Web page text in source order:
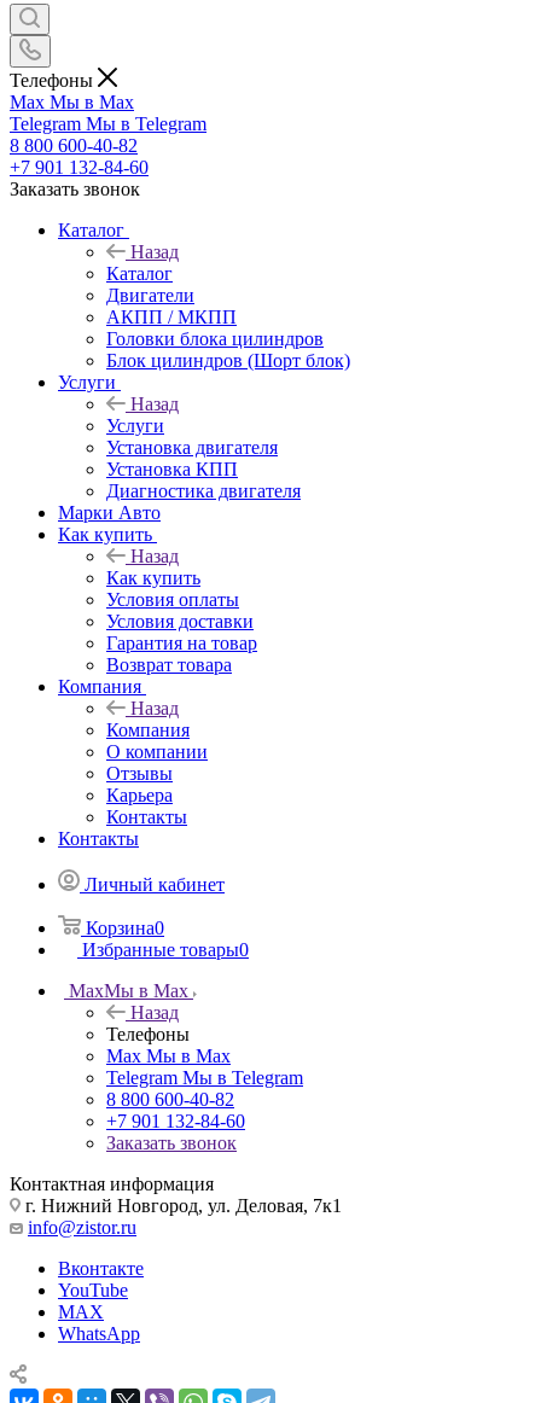
Телефоны
Max Мы в Max
Telegram Мы в Telegram
8 800 600-40-82
+7 901 132-84-60
Заказать звонок
Каталог
Назад
Каталог
Двигатели
АКПП / МКПП
Головки блока цилиндров
Блок цилиндров (Шорт блок)
Услуги
Назад
Услуги
Установка двигателя
Установка КПП
Диагностика двигателя
Марки Авто
Как купить
Назад
Как купить
Условия оплаты
Условия доставки
Гарантия на товар
Возврат товара
Компания
Назад
Компания
О компании
Отзывы
Карьера
Контакты
Контакты
Личный кабинет
Корзина0
Избранные товары0
MaxМы в Max
Назад
Телефоны
Max Мы в Max
Telegram Мы в Telegram
8 800 600-40-82
+7 901 132-84-60
Заказать звонок
Контактная информация
г. Нижний Новгород, ул. Деловая, 7к1
info@zistor.ru
Вконтакте
YouTube
MAX
WhatsApp